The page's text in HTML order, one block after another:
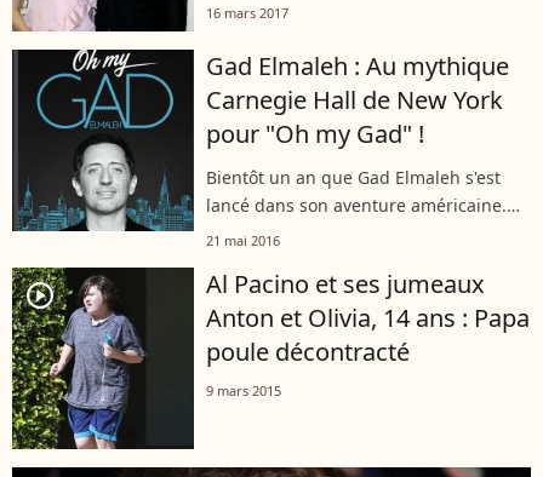
16 mars 2017
Gad Elmaleh : Au mythique
Carnegie Hall de New York
pour "Oh my Gad" !
Bientôt un an que Gad Elmaleh s'est
lancé dans son aventure américaine.
Des dizaines de dates, un spectacle en
du 30 août au 10 septembre......
21 mai 2016
player2
Al Pacino et ses jumeaux
Anton et Olivia, 14 ans : Papa
poule décontracté
9 mars 2015